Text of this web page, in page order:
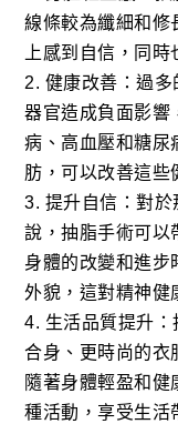
線條較為纖細和修
上感到自信，同時
2. 健康改善：過
器官造成負面影響
病、高血壓和糖尿
肪，可以改善這些
3. 提升自信：對
說，抽脂手術可以
身體的改變和進步
外貌，這對精神健
4. 生活品質提升
合身、更時尚的衣
隨著身體輕盈和
種活動，享受生活